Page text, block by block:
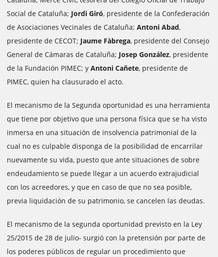
Social de Cataluña; Jordi Giró, presidente de la Confederación
de Asociaciones Vecinales de Cataluña; Antoni Abad,
presidente de CECOT; Jaume Fàbrega, presidente del Consejo
General de Cámaras de Cataluña; Josep González, presidente
de la Fundación PIMEC; y Antoni Cañete, presidente de
PIMEC, quien ha clausurado el acto.
El mecanismo de la Segunda oportunidad es una herramienta
que tiene por objetivo que una persona física que se ha visto
inmersa en una situación de insolvencia patrimonial de la
cual no es culpable disponga de la posibilidad de encarrilar
nuevamente su vida, puesto que ante situaciones de sobre
endeudamiento se puede llegar a un acuerdo extrajudicial
con los acreedores, y que en caso de que no sea posible,
previa liquidación de su patrimonio, se cancelen las deudas.
El mecanismo de la segunda oportunidad previsto en la Ley
25/2015 de 28 de julio- surgió con la pretensión por parte de
los poderes públicos de regular un procedimiento que